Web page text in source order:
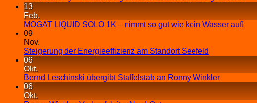
13
Feb.
MOGAT LIQUID SOLO 1K – nimmt so gut wie kein Wasser auf!
09
Nov.
Steigerung der Energieeffizienz am Standort Seefeld
06
Okt.
Bernd Leschinski übergibt Staffelstab an Ronny Winkler
06
Okt.